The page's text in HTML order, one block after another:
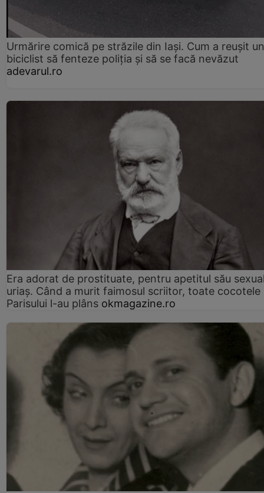
Urmărire comică pe străzile din Iași. Cum a reușit un
biciclist să fenteze poliția și să se facă nevăzut
adevarul.ro
Era adorat de prostituate, pentru apetitul său
uriaș. Când a murit faimosul scriitor, toate cocotele
Parisului l-au plâns okmagazine.ro